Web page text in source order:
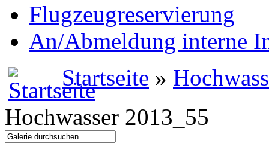
Flugzeugreservierung
An/Abmeldung interne
Startseite »
Hochwasser 2013_55